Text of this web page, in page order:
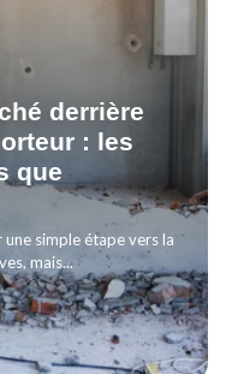
derrière
: les
que
simple étape vers la
mais...